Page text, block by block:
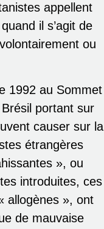
appellent
il s’agit de
ou
1992 au Sommet
portant sur
causer sur la
étrangères
», ou
introduites, ces
allogènes », ont
de mauvaise